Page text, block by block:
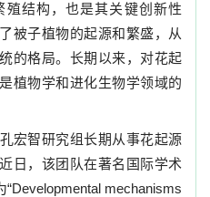
殖结构，也是其关键创新性
被子植物的起源和繁盛，从
的格局。长期以来，对花起
植物学和进化生物学领域的
宏智研究组长期从事花起源
日，该团队在著名国际学术
“Developmental mechanisms